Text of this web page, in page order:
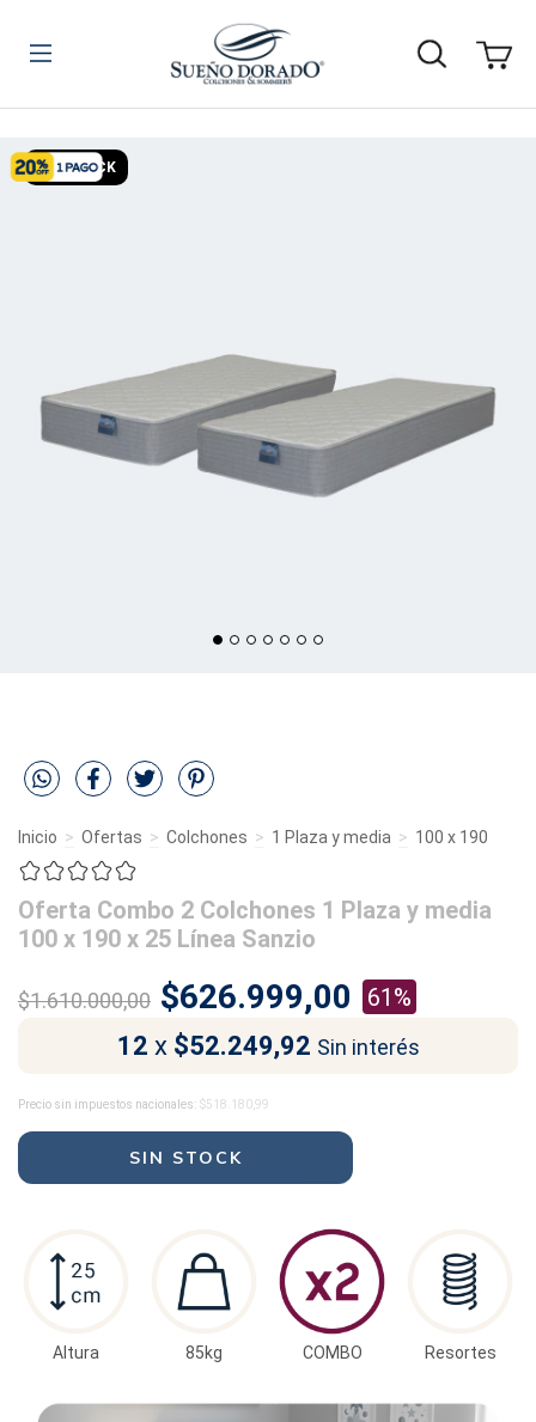
SIN STOCK
Inicio > Ofertas > Colchones > 1 Plaza y media > 100 x 190
Oferta Combo 2 Colchones 1 Plaza y media
100 x 190 x 25 Línea Sanzio
$1.610.000,00 $626.999,00 61%
12 x $52.249,92 Sin interés
Precio sin impuestos nacionales: $518.180,99
Altura 85kg COMBO Resortes